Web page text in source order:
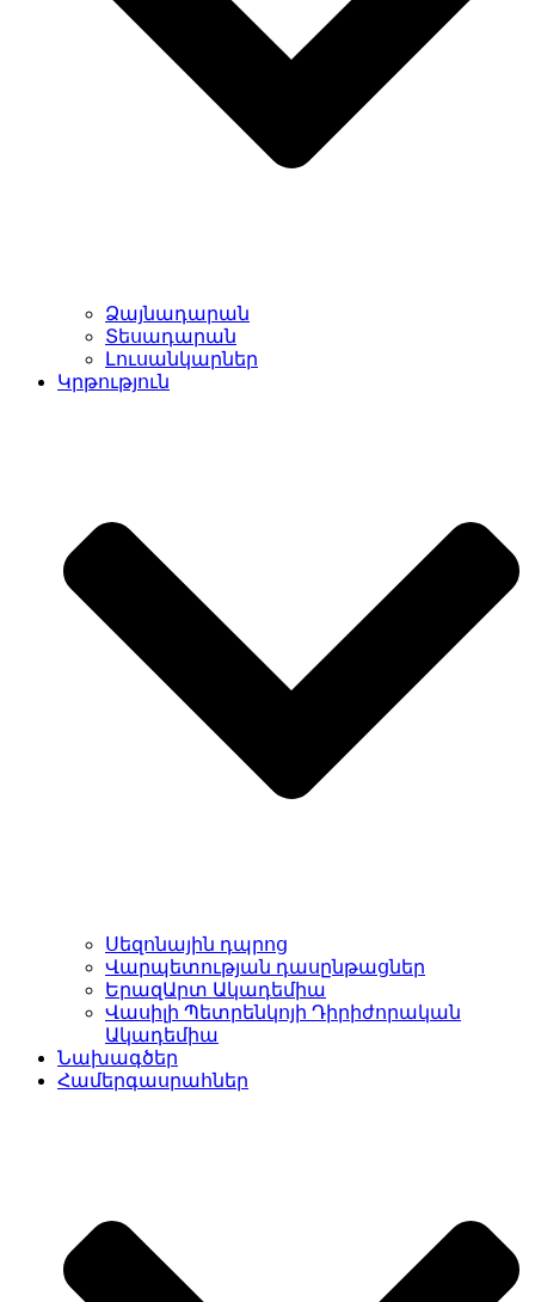
Ձայնադարան
Տեսադարան
Լուսանկարներ
Կրթություն
Սեզոնային դպրոց
Վարպետության դասընթացներ
ԵրազԱրտ Ակադեմիա
Վասիլի Պետրենկոյի Դիրիժորական
Ակադեմիա
Նախագծեր
Համերգասրահներ